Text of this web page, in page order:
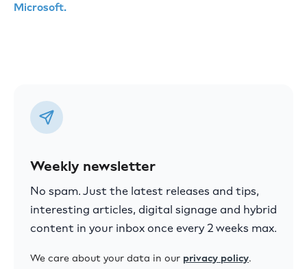
Microsoft.
Weekly newsletter
No spam. Just the latest releases and tips,
interesting articles, digital signage and hybrid
content in your inbox once every 2 weeks max.
We care about your data in our privacy policy.